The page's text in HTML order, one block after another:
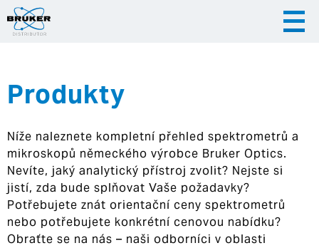
|
Hrvatska
Produkty
Níže naleznete kompletní přehled spektrometrů a
mikroskopů německého výrobce Bruker Optics.
Nevíte, jaký analytický přístroj zvolit? Nejste si
jistí, zda bude splňovat Vaše požadavky?
Potřebujete znát orientační ceny spektrometrů
nebo potřebujete konkrétní cenovou nabídku?
Obraťte se na nás – naši odborníci v oblasti